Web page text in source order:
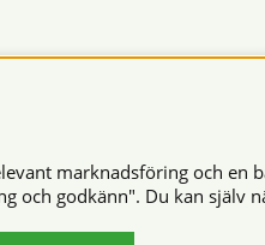
cookies -läs mer här.
marknadsföring och en
och godkänn". Du kan själv